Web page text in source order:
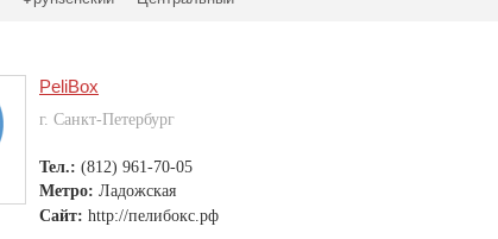
PeliBox
г. Санкт-Петербург
Тел.: (812) 961-70-05
Метро: Ладожская
Сайт: http://пелибокс.рф